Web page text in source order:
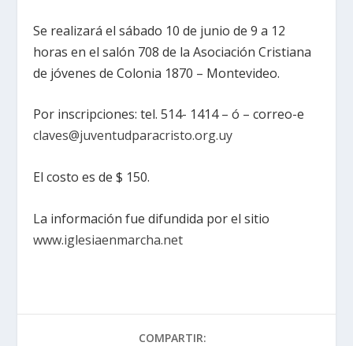
Se realizará el sábado 10 de junio de 9 a 12
horas en el salón 708 de la Asociación Cristiana
de jóvenes de Colonia 1870 – Montevideo.
Por inscripciones: tel. 514- 1414 – ó – correo-e
claves@juventudparacristo.org.uy
El costo es de $ 150.
La información fue difundida por el sitio
www.iglesiaenmarcha.net
COMPARTIR: